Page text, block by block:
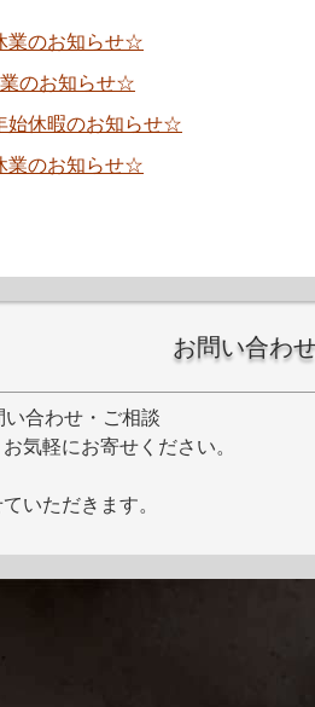
業のお知らせ☆
のお知らせ☆
始休暇のお知らせ☆
業のお知らせ☆
お問い合わ
合わせ・ご相談
気軽にお寄せください。
いただきます。